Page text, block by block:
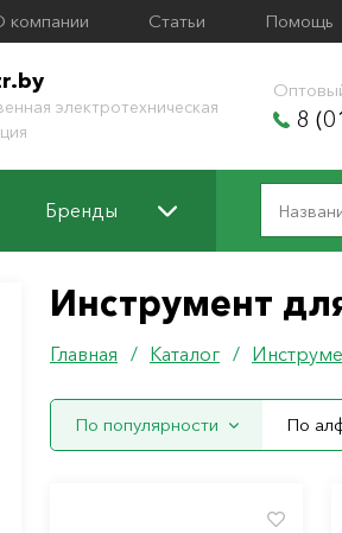
компании Статьи Помощь
электротехническая
8
Бренды
Инструмент
Главная / Каталог /
По популярности По